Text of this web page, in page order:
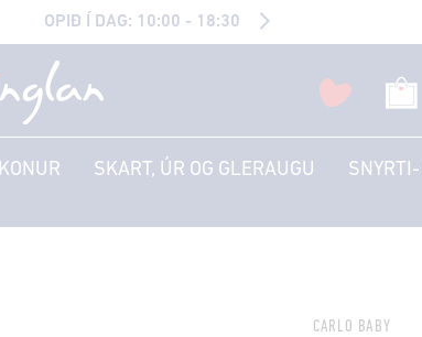
OPIÐ Í DAG: 10:00 - 18:30
KONUR SKART, ÚR OG GLERAUGU SNYRTI-
CARLO BABY